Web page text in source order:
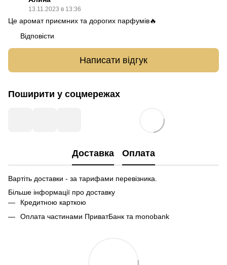
13.11.2023 в 13:36
Це аромат приємних та дорогих парфумів🔥
Відповісти
Написати відгук
Поширити у соцмережах
Доставка Оплата
Вартіть доставки - за тарифами перевізника.
Більше інформації про доставку
Кредитною карткою
Оплата частинами ПриватБанк та monobank